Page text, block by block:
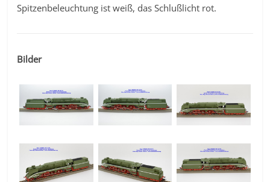
Spitzenbeleuchtung ist weiß, das Schlußlicht rot.
Bilder